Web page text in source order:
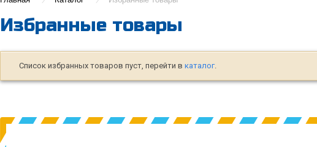
Избранные товары
Список избранных товаров пуст, перейти в каталог.